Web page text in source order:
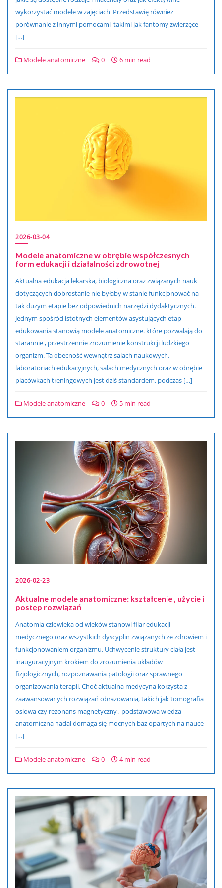
wykorzystać modele w zajęciach. Przedstawię również
porównanie z innymi pomocami, takimi jak fantomy zwierzęce
[…]
Modele anatomiczne 0 6 min read
2026-03-04
Modele anatomiczne w obrębie współczesnych
form edukacji i działalności zdrowotnej
Aktualna edukacja lekarska, biologiczna oraz związanych nauk
dotyczących dobrostanie nie byłaby w stanie funkcjonować na
tak dużym etapie bez odpowiednich narzędzi dydaktycznych.
Jednym spośród istotnych elementów asystujących etap
edukowania stanowią modele anatomiczne, które pozwalają do
starannie , przestrzennie zrozumienie konstrukcji ludzkiego
organizm. Ta obecność wewnątrz salach naukowych,
laboratoriach edukacyjnych, salach medycznych oraz w obrębie
placówkach treningowych jest dziś standardem, podczas […]
Modele anatomiczne 0 5 min read
2026-02-23
Aktualne modele anatomiczne: kształcenie , użycie i
postęp rozwiązań
Anatomia człowieka od wieków stanowi filar edukacji
medycznego oraz wszystkich dyscyplin związanych ze zdrowiem i
funkcjonowaniem organizmu. Uchwycenie struktury ciała jest
inauguracyjnym krokiem do zrozumienia układów
fizjologicznych, rozpoznawania patologii oraz sprawnego
organizowania terapii. Choć aktualna medycyna korzysta z
zaawansowanych rozwiązań obrazowania, takich jak tomografia
osiowa czy rezonans magnetyczny , podstawowa wiedza
anatomiczna nadal domaga się mocnych baz opartych na nauce
[…]
Modele anatomiczne 0 4 min read